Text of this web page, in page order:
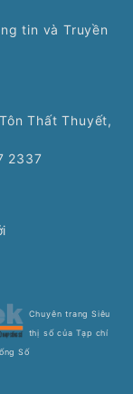
tin và Truyền
Thất Thuyết,
2337
Chuyên trang Siêu
thị số của Tạp chí
Số